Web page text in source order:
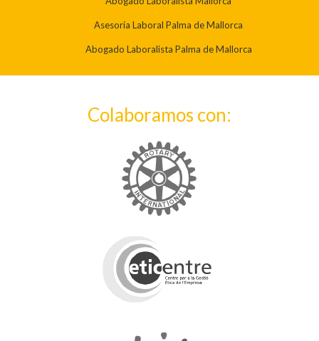
Asesoría Laboral Palma de Mallorca
Abogado Laboralista Palma de Mallorca
Colaboramos con: